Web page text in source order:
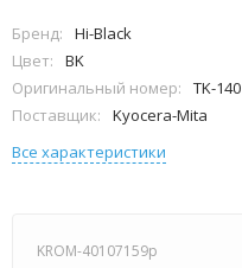
Бренд:
Hi-Black
Цвет:
BK
Оригинальный номер:
TK-140
Поставщик:
Kyocera-Mita
Все характеристики
KROM-40107159p